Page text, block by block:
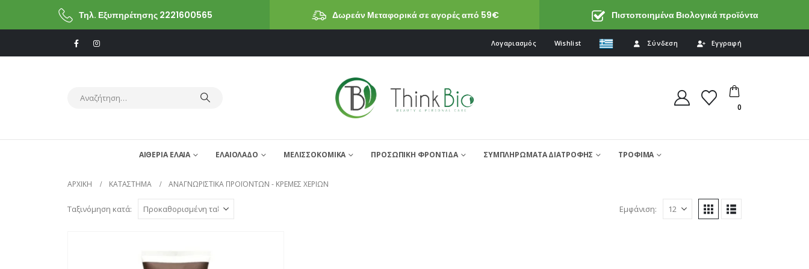
Τηλ. Εξυπηρέτησης 2221600565 Δωρεάν Μεταφορικά σε αγορές από 59€ Πιστοποιημένα Βιολογικά προϊόντα
Λογαριασμός Wishlist Σύνδεση Εγγραφή
0
ΑΙΘΕΡΙΑ ΕΛΑΙΑ ΕΛΑΙΟΛΑΔΟ ΜΕΛΙΣΣΟΚΟΜΙΚΑ ΠΡΟΣΩΠΙΚΗ ΦΡΟΝΤΙΔΑ ΣΥΜΠΛΗΡΩΜΑΤΑ ΔΙΑΤΡΟΦΗΣ ΤΡΟΦΙΜΑ
ΑΡΧΙΚΗ ΚΑΤΆΣΤΗΜΑ ΑΝΑΓΝΩΡΙΣΤΙΚΆ ΠΡΟΪΌΝΤΩΝ - ΚΡΈΜΕΣ ΧΕΡΙΏΝ
Ταξινόμηση κατά: Εμφάνιση: